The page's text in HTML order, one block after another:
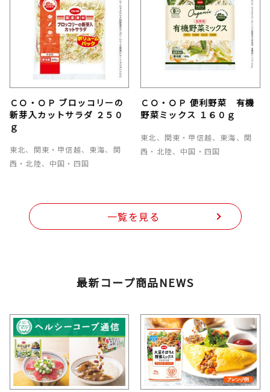
ＣＯ・ＯＰ ブロッコリーの
新芽入カットサラダ ２５０
ｇ
東北、関東・甲信越、東海、関
西・北陸、中国・四国
ＣＯ・ＯＰ 便利野菜 有機
野菜ミックス １６０ｇ
東北、関東・甲信越、東海、関
西・北陸、中国・四国
一覧を見る
最新コープ商品NEWS